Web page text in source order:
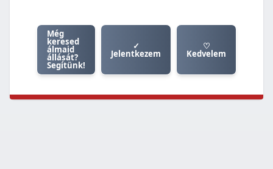
Még
keresed
álmaid
állását?
Segítünk!
✓
Jelentkezem
♡
Kedvelem